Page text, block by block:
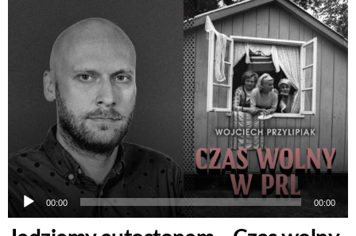
dźwiękowych
00:00 00:00